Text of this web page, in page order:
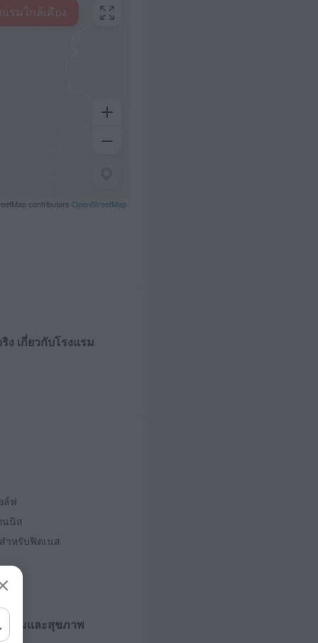
contributors OpenStreetMap
รมใกล้เคียง
ง เกี่ยวกับโรงแรม
ล์ฟ
นนิส
ำหรับฟิตเนส
งามและสุขภาพ